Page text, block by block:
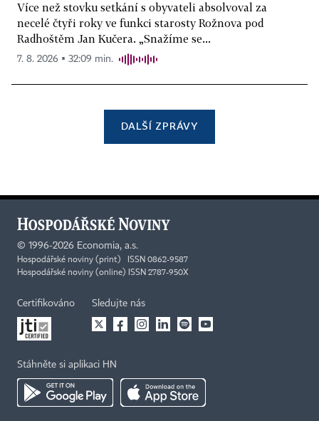
Více než stovku setkání s obyvateli absolvoval za
necelé čtyři roky ve funkci starosty Rožnova pod
Radhoštěm Jan Kučera. „Snažíme se...
7. 8. 2026 ▪ 32:09 min.
DALŠÍ ZPRÁVY
© 1996-2026 Economia, a.s.
Hospodářské noviny (print) ISSN 0862-9587
Hospodářské noviny (online) ISSN 2787-950X
Certifikováno Sledujte nás
Stáhněte si aplikaci HN